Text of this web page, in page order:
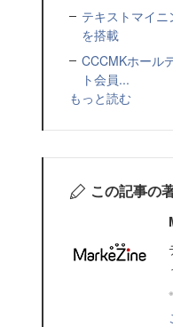
テキストマイ
を搭載
CCCMKホール
ト会員...
もっと読む
この記事の